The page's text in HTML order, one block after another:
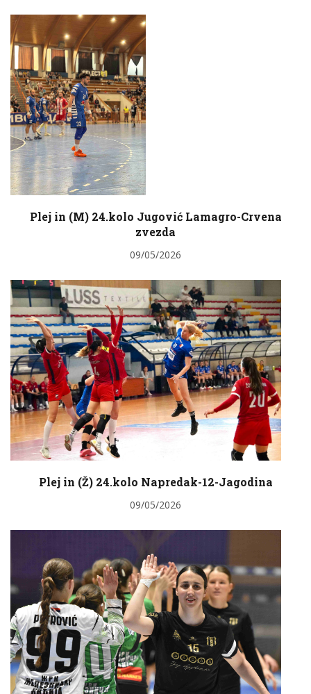
Plej in (M) 24.kolo Jugović Lamagro-Crvena
zvezda
09/05/2026
Plej in (Ž) 24.kolo Napredak-12-Jagodina
09/05/2026